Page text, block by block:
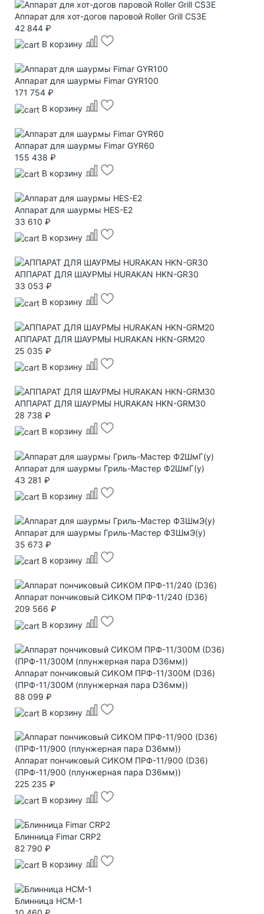
Аппарат для хот-догов паровой Roller Grill CS3E
42 844 ₽
В корзину
Аппарат для шаурмы Fimar GYR100
171 754 ₽
В корзину
Аппарат для шаурмы Fimar GYR60
155 438 ₽
В корзину
Аппарат для шаурмы HES-E2
33 610 ₽
В корзину
АППАРАТ ДЛЯ ШАУРМЫ HURAKAN HKN-GR30
33 053 ₽
В корзину
АППАРАТ ДЛЯ ШАУРМЫ HURAKAN HKN-GRM20
25 035 ₽
В корзину
АППАРАТ ДЛЯ ШАУРМЫ HURAKAN HKN-GRM30
28 738 ₽
В корзину
Аппарат для шаурмы Гриль-Мастер Ф2ШмГ(у)
43 281 ₽
В корзину
Аппарат для шаурмы Гриль-Мастер Ф3ШмЭ(у)
35 673 ₽
В корзину
Аппарат пончиковый СИКОМ ПРФ-11/240 (D36)
209 566 ₽
В корзину
Аппарат пончиковый СИКОМ ПРФ-11/300М (D36)
(ПРФ-11/300М (плунжерная пара D36мм))
88 099 ₽
В корзину
Аппарат пончиковый СИКОМ ПРФ-11/900 (D36)
(ПРФ-11/900 (плунжерная пара D36мм))
225 235 ₽
В корзину
Блинница Fimar CRP2
82 790 ₽
В корзину
Блинница HCM-1